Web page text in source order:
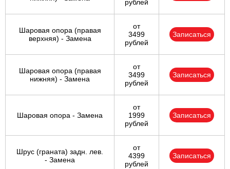
рублей
Шаровая опора (правая
верхняя) - Замена
от
3499
рублей
Записаться
Шаровая опора (правая
нижняя) - Замена
от
3499
рублей
Записаться
Шаровая опора - Замена
от
1999
рублей
Записаться
Шрус (граната) задн. лев.
- Замена
от
4399
рублей
Записаться